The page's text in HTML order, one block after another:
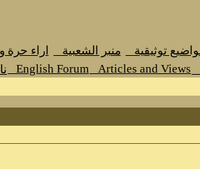
توثيقية منبر الشعبية اراء حرة
Articles and Views
English Forum